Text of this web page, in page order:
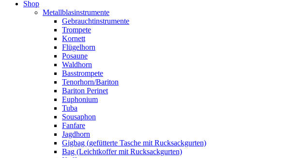
Shop
Metallblasinstrumente
Gebrauchtinstrumente
Trompete
Kornett
Flügelhorn
Posaune
Waldhorn
Basstrompete
Tenorhorn/Bariton
Bariton Perinet
Euphonium
Tuba
Sousaphon
Fanfare
Jagdhorn
Gigbag (gefütterte Tasche mit Rucksackgurten)
Bag (Leichtkoffer mit Rucksackgurten)